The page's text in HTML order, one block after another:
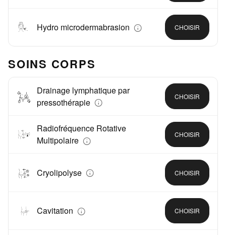
Hydro microdermabrasion CHOISIR
SOINS CORPS
Drainage lymphatique par
pressothérapie
CHOISIR
Radiofréquence Rotative
Multipolaire
CHOISIR
Cryolipolyse CHOISIR
Cavitation CHOISIR